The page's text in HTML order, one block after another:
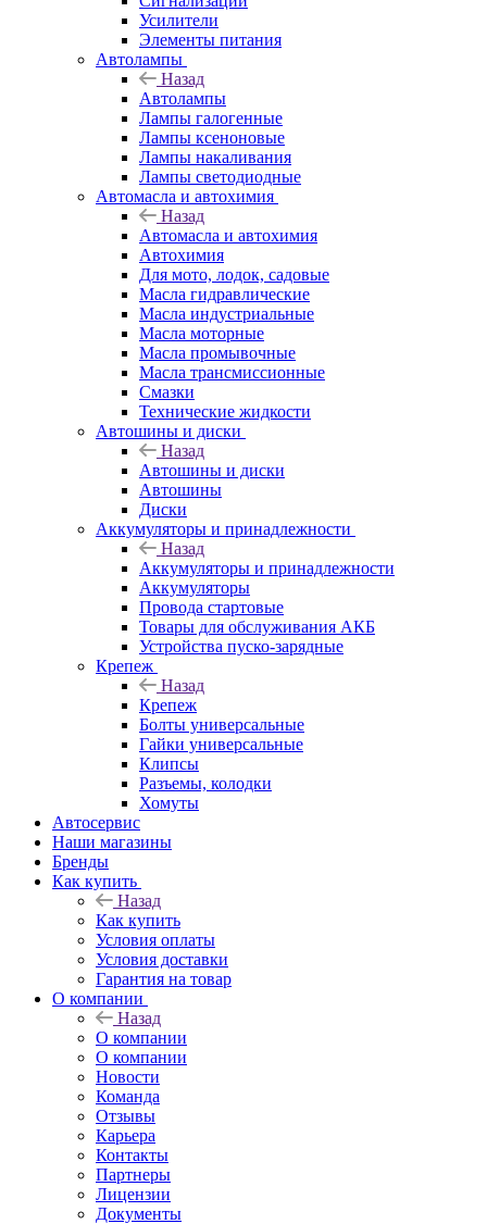
Усилители
Элементы питания
Автолампы
Назад
Автолампы
Лампы галогенные
Лампы ксеноновые
Лампы накаливания
Лампы светодиодные
Автомасла и автохимия
Назад
Автомасла и автохимия
Автохимия
Для мото, лодок, садовые
Масла гидравлические
Масла индустриальные
Масла моторные
Масла промывочные
Масла трансмиссионные
Смазки
Технические жидкости
Автошины и диски
Назад
Автошины и диски
Автошины
Диски
Аккумуляторы и принадлежности
Назад
Аккумуляторы и принадлежности
Аккумуляторы
Провода стартовые
Товары для обслуживания АКБ
Устройства пуско-зарядные
Крепеж
Назад
Крепеж
Болты универсальные
Гайки универсальные
Клипсы
Разъемы, колодки
Хомуты
Автосервис
Наши магазины
Бренды
Как купить
Назад
Как купить
Условия оплаты
Условия доставки
Гарантия на товар
О компании
Назад
О компании
О компании
Новости
Команда
Отзывы
Карьера
Контакты
Партнеры
Лицензии
Документы